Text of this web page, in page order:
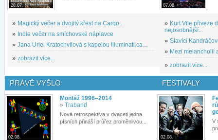
28.07.
» Magický večer a dvojitý křest na Cargo...
» Indie večer na smíchovské náplavce
» Jana Uriel Kratochvílová s kapelou Illuminati.ca...
» zobrazit více...
07.08.
» Kurt Vile přiveze
nejosobnější...
» Slavící
» Mezi melancholií
» zobrazit více...
PRÁVĚ VYŠLO
02.08.
Montáž 1996–2014
» Traband
Nová retrospektiva v dvaceti jedna
písních přináší průřez proměnlivou...
FESTIVALY
02.08.
V